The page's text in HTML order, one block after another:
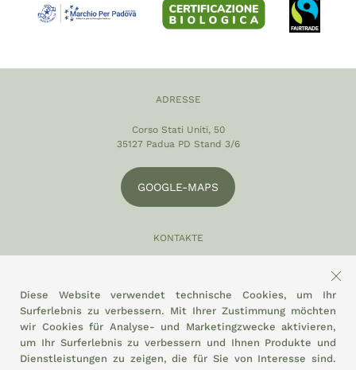
ADRESSE
Corso Stati Uniti, 50
35127 Padua PD Stand 3/6
GOOGLE-MAPS
KONTAKTE
SOZIAL
Diese Website verwendet technische Cookies, um Ihr
Surferlebnis zu verbessern. Mit Ihrer Zustimmung möchten
wir Cookies für Analyse- und Marketingzwecke aktivieren,
um Ihr Surferlebnis zu verbessern und Ihnen Produkte und
Dienstleistungen zu zeigen, die für Sie von Interesse sind.